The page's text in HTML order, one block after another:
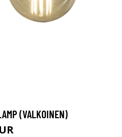
(VALKOINEN)